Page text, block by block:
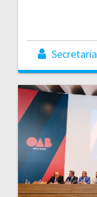
Secretaria